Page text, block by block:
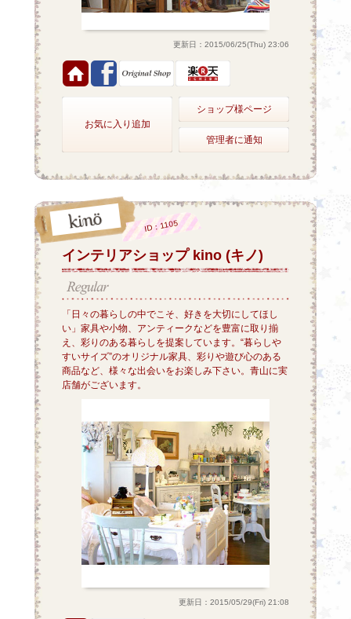
更新日：2015/06/25(Thu) 23:06
お気に入り追加
ショップ様ページ
管理者に通知
インテリアショップ kino (キノ)
ID：1105
「日々の暮らしの中でこそ、好きを大切にしてほし
い」家具や小物、アンティークなどを豊富に取り揃
え、彩りのある暮らしを提案しています。“暮らしや
すいサイズ”のオリジナル家具、彩りや遊び心のある
商品など、様々な出会いをお楽しみ下さい。青山に実
店舗がございます。
更新日：2015/05/29(Fri) 21:08